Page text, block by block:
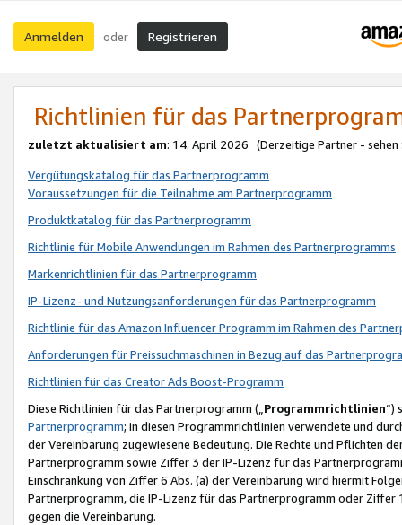
Anmelden oder Registrieren
Richtlinien für das
zuletzt aktualisiert am: 14. April 2026 (Derzeitige Partner - sehen
Vergütungskatalog für das Partnerprogramm
Voraussetzungen für die Teilnahme am Partnerprogramm
Produktkatalog für das Partnerprogramm
Richtlinie für Mobile Anwendungen im Rahmen des Partnerprogramms
Markenrichtlinien für das Partnerprogramm
IP-Lizenz- und Nutzungsanforderungen für das Partnerprogramm
Richtlinie für das Amazon Influencer Programm im Rahmen des
Anforderungen für Preissuchmaschinen in Bezug auf das
Richtlinien für das Creator Ads Boost-Programm
Diese Richtlinien für das Partnerprogramm („Programmrichtlinien“)
Partnerprogramm; in diesen Programmrichtlinien verwendete und
der Vereinbarung zugewiesene Bedeutung. Die Rechte und Pflichten
Partnerprogramm sowie Ziffer 3 der IP-Lizenz für das
Einschränkung von Ziffer 6 Abs. (a) der Vereinbarung wird hiermit
Partnerprogramm, die IP-Lizenz für das Partnerprogramm oder
gegen die Vereinbarung.